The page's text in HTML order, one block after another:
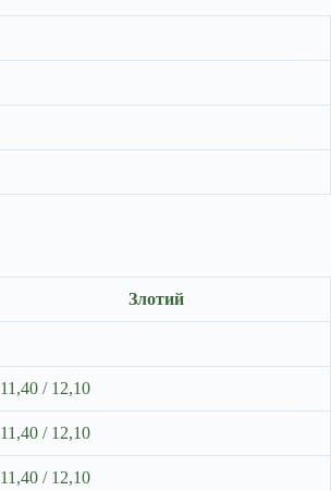
Злотий
11,40 / 12,10
11,40 / 12,10
11,40 / 12,10